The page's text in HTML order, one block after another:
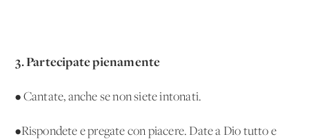
3. Partecipate pienamente
• Cantate, anche se non siete intonati.
•Rispondete e pregate con piacere. Date a Dio tutto e